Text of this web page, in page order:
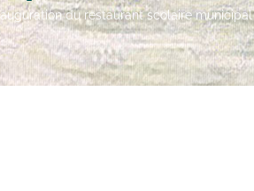
du restaurant scolaire municipal